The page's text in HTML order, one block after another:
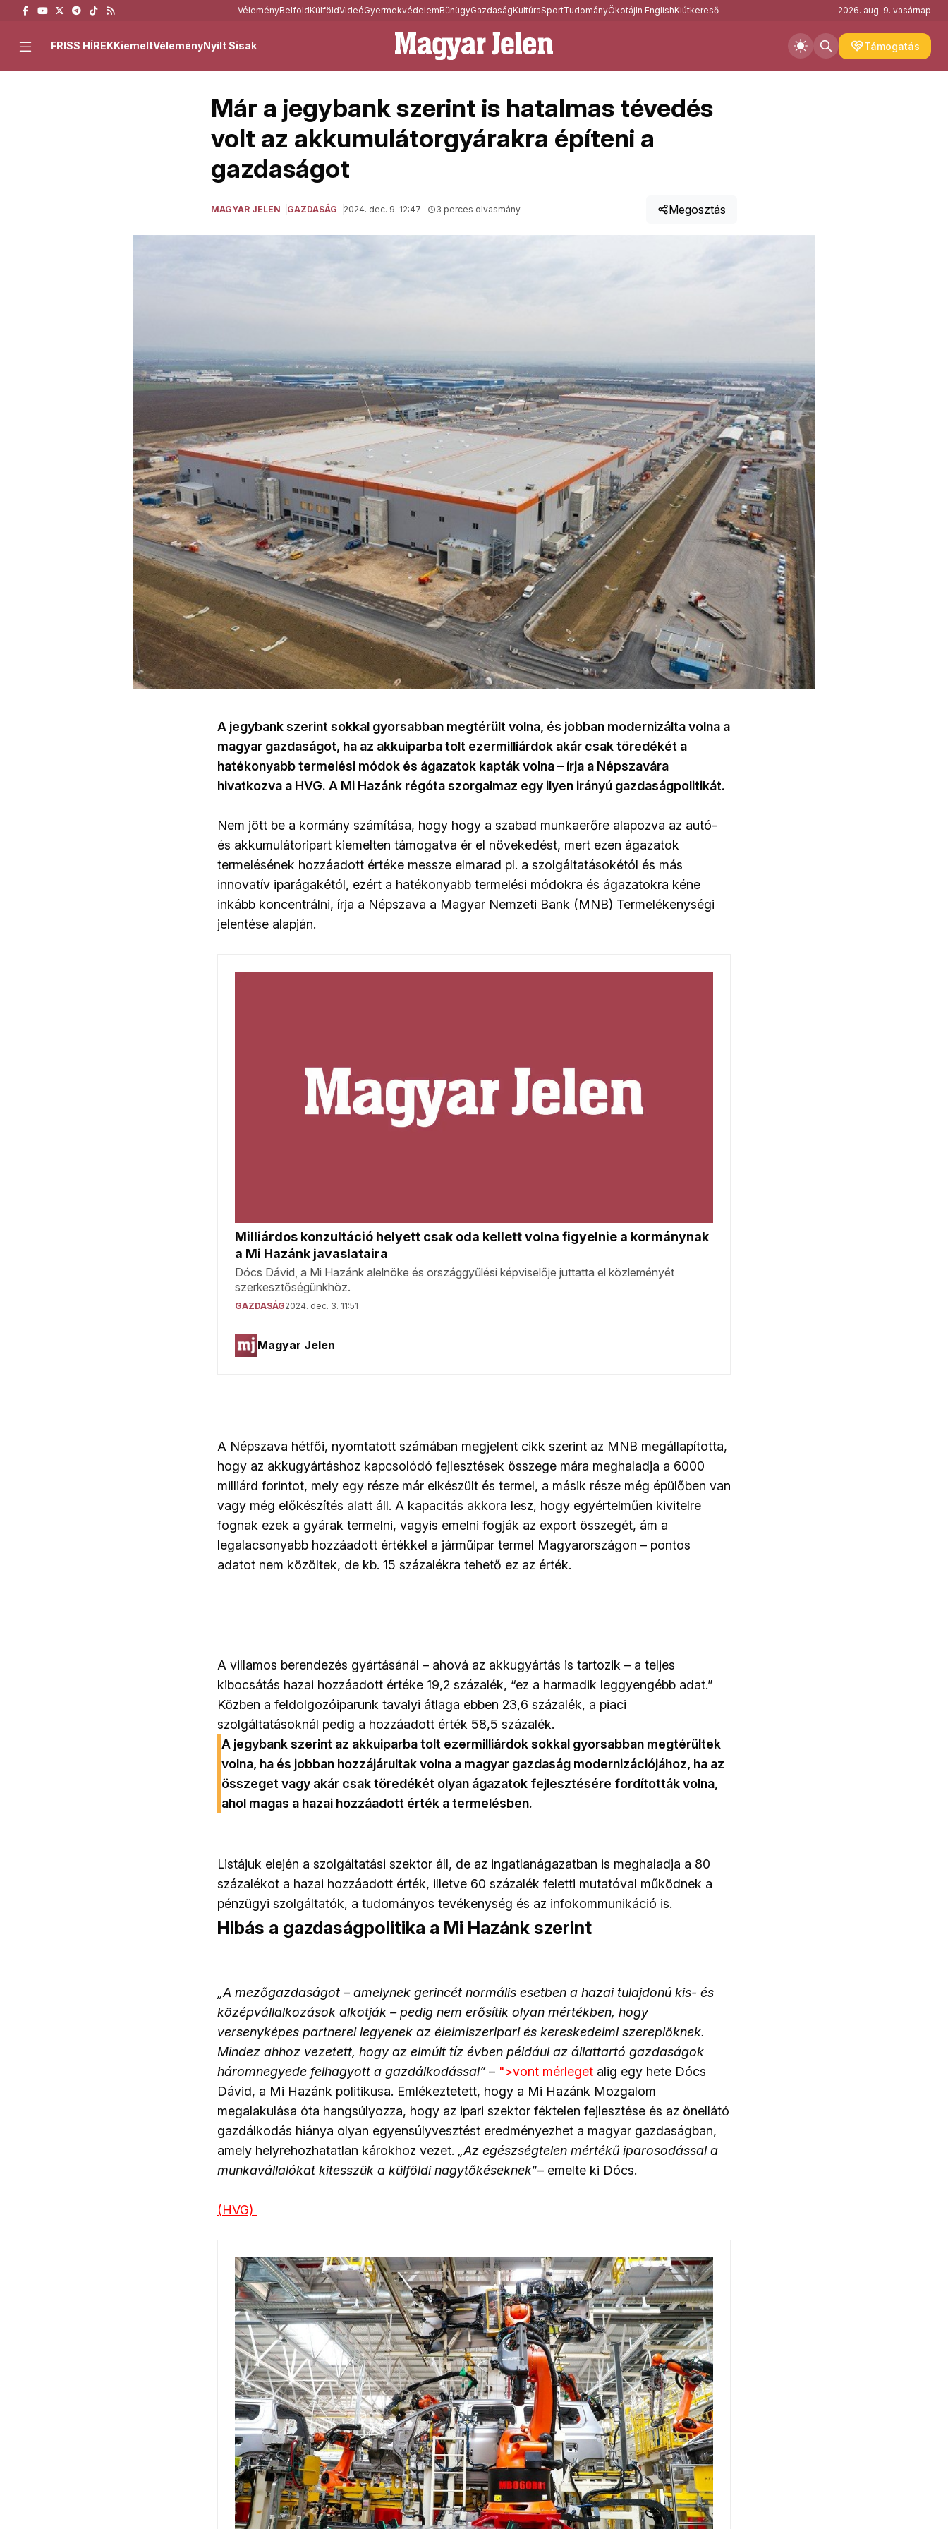
VéleményBelföldKülföldVideóGyermekvédelemBűnügyGazdaságKultúraSportTudományÖkotájIn EnglishKiútkereső 2026. aug. 9. vasárnap
Támogatás
FRISS HÍREKKiemeltVéleményNyílt Sisak
Már a jegybank szerint is hatalmas tévedés
volt az akkumulátorgyárakra építeni a
gazdaságot
MAGYAR JELEN GAZDASÁG 2024. dec. 9. 12:47 3 perces olvasmány Megosztás
A jegybank szerint sokkal gyorsabban megtérült volna, és jobban modernizálta volna a
magyar gazdaságot, ha az akkuiparba tolt ezermilliárdok akár csak töredékét a
hatékonyabb termelési módok és ágazatok kapták volna – írja a Népszavára
hivatkozva a HVG. A Mi Hazánk régóta szorgalmaz egy ilyen irányú gazdaságpolitikát.
Nem jött be a kormány számítása, hogy hogy a szabad munkaerőre alapozva az autó-
és akkumulátoripart kiemelten támogatva ér el növekedést, mert ezen ágazatok
termelésének hozzáadott értéke messze elmarad pl. a szolgáltatásokétól és más
innovatív iparágakétól, ezért a hatékonyabb termelési módokra és ágazatokra kéne
inkább koncentrálni, írja a Népszava a Magyar Nemzeti Bank (MNB) Termelékenységi
jelentése alapján.
A Népszava hétfői, nyomtatott számában megjelent cikk szerint az MNB megállapította,
hogy az akkugyártáshoz kapcsolódó fejlesztések összege mára meghaladja a 6000
milliárd forintot, mely egy része már elkészült és termel, a másik része még épülőben van
vagy még előkészítés alatt áll. A kapacitás akkora lesz, hogy egyértelműen kivitelre
fognak ezek a gyárak termelni, vagyis emelni fogják az export összegét, ám a
legalacsonyabb hozzáadott értékkel a járműipar termel Magyarországon – pontos
adatot nem közöltek, de kb. 15 százalékra tehető ez az érték.
A villamos berendezés gyártásánál – ahová az akkugyártás is tartozik – a teljes
kibocsátás hazai hozzáadott értéke 19,2 százalék, “ez a harmadik leggyengébb adat.”
Közben a feldolgozóiparunk tavalyi átlaga ebben 23,6 százalék, a piaci
szolgáltatásoknál pedig a hozzáadott érték 58,5 százalék.
A jegybank szerint az akkuiparba tolt ezermilliárdok sokkal gyorsabban megtérültek
volna, ha és jobban hozzájárultak volna a magyar gazdaság modernizációjához, ha az
összeget vagy akár csak töredékét olyan ágazatok fejlesztésére fordították volna,
ahol magas a hazai hozzáadott érték a termelésben.
Listájuk elején a szolgáltatási szektor áll, de az ingatlanágazatban is meghaladja a 80
százalékot a hazai hozzáadott érték, illetve 60 százalék feletti mutatóval működnek a
pénzügyi szolgáltatók, a tudományos tevékenység és az infokommunikáció is.
Hibás a gazdaságpolitika a Mi Hazánk szerint
„A mezőgazdaságot – amelynek gerincét normális esetben a hazai tulajdonú kis- és
középvállalkozások alkotják – pedig nem erősítik olyan mértékben, hogy
versenyképes partnerei legyenek az élelmiszeripari és kereskedelmi szereplőknek.
Mindez ahhoz vezetett, hogy az elmúlt tíz évben például az állattartó gazdaságok
háromnegyede felhagyott a gazdálkodással” – ">vont mérleget alig egy hete Dócs
Dávid, a Mi Hazánk politikusa. Emlékeztetett, hogy a Mi Hazánk Mozgalom
megalakulása óta hangsúlyozza, hogy az ipari szektor féktelen fejlesztése és az önellátó
gazdálkodás hiánya olyan egyensúlyvesztést eredményezhet a magyar gazdaságban,
amely helyrehozhatatlan károkhoz vezet. „Az egészségtelen mértékű iparosodással a
munkavállalókat kitesszük a külföldi nagytőkéseknek”– emelte ki Dócs.
(HVG)